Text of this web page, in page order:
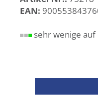
EAN:
sehr wenige auf